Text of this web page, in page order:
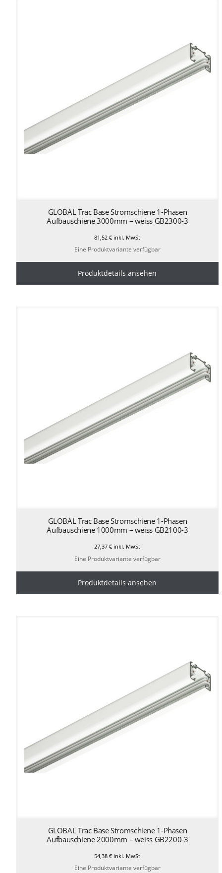
GLOBAL Trac Base Stromschiene 1-Phasen
Aufbauschiene 3000mm – weiss GB2300-3
81,52€ inkl. MwSt
Eine Produktvariante verfügbar
Produktdetails ansehen
GLOBAL Trac Base Stromschiene 1-Phasen
Aufbauschiene 1000mm – weiss GB2100-3
27,37€ inkl. MwSt
Eine Produktvariante verfügbar
Produktdetails ansehen
GLOBAL Trac Base Stromschiene 1-Phasen
Aufbauschiene 2000mm – weiss GB2200-3
54,38€ inkl. MwSt
Eine Produktvariante verfügbar